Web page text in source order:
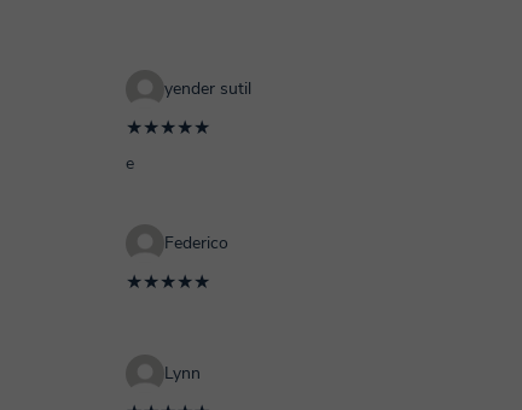
yender sutil
★★★★★
e
Federico
★★★★★
Lynn